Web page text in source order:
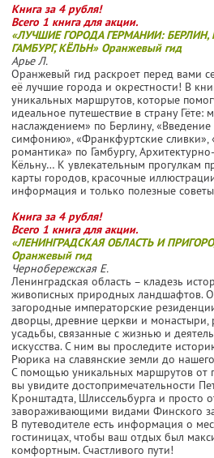
Книга за 4 рубля!
Всего 1 книга для акции.
«ЛУЧШИЕ ГОРОДА ГЕРМАНИИ:
ГАМБУРГ, КЁЛЬН» Оранжевый гид
Арье Л.
Оранжевый гид раскроет перед вами
её лучшие города и окрестности! В
уникальных маршрутов, которые
идеальное путешествие в страну
наслаждением» по Берлину,
симфонию», «Франкфуртские сливки»,
романтика» по Гамбургу,
Кёльну… К увлекательным прогулкам
карты городов, красочные
информация и только полезные
Книга за 4 рубля!
Всего 1 книга для акции.
«ЛЕНИНГРАДСКАЯ ОБЛАСТЬ И
Оранжевый гид
Чернобережская Е.
Ленинградская область – кладезь
живописных природных ландшафтов.
загородные императорские
дворцы, древние церкви и
усадьбы, связанные с жизнью и
искусства. С ним вы проследите
Рюрика на славянские земли до
С помощью уникальных маршрутов от
вы увидите достопримечательности
Кронштадта, Шлиссельбурга и просто
завораживающими видами Финского
В путеводителе есть информация о
гостиницах, чтобы ваш отдых был
комфортным. Счастливого пути!